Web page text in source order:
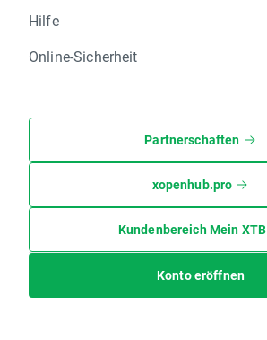
Hilfe
Online-Sicherheit
Partnerschaften
xopenhub.pro
Kundenbereich Mein XTB
Konto eröffnen